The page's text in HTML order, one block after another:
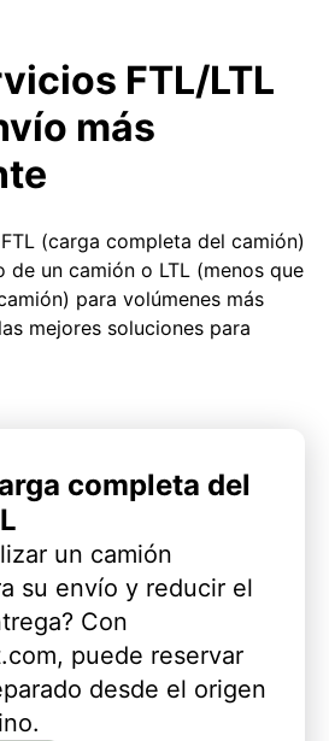
FTL/LTL
más
(carga completa del camión)
de un camión o LTL (menos que
para volúmenes más
mejores soluciones para
completa del
un camión
su envío y reducir el
Con
puede reservar
desde el origen